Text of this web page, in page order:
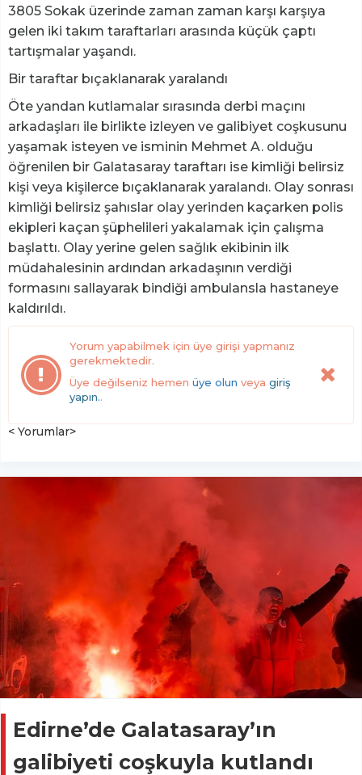
3805 Sokak üzerinde zaman zaman karşı karşıya
gelen iki takım taraftarları arasında küçük çaptı
tartışmalar yaşandı.
Bir taraftar bıçaklanarak yaralandı
Öte yandan kutlamalar sırasında derbi maçını
arkadaşları ile birlikte izleyen ve galibiyet coşkusunu
yaşamak isteyen ve isminin Mehmet A. olduğu
öğrenilen bir Galatasaray taraftarı ise kimliği belirsiz
kişi veya kişilerce bıçaklanarak yaralandı. Olay sonrası
kimliği belirsiz şahıslar olay yerinden kaçarken polis
ekipleri kaçan şüphelileri yakalamak için çalışma
başlattı. Olay yerine gelen sağlık ekibinin ilk
müdahalesinin ardından arkadaşının verdiği
formasını sallayarak bindiği ambulansla hastaneye
kaldırıldı.
Yorum yapabilmek için üye girişi yapmanız
gerekmektedir.
Üye değilseniz hemen üye olun veya giriş
yapın..
< Yorumlar>
Edirne’de Galatasaray’ın
galibiyeti coşkuyla kutlandı